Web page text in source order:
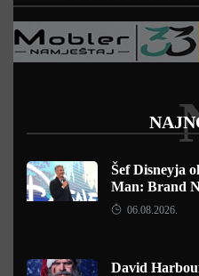
Šef Disneyja
Man: Brand
06.08.2026.
David